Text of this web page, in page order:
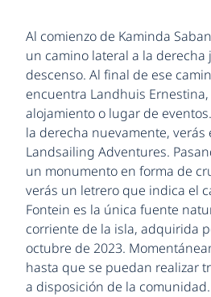
Al comienzo de Kaminda
un camino lateral a la derecha
descenso. Al final de ese
encuentra Landhuis
alojamiento o lugar de
la derecha nuevamente, verás
Landsailing Adventures.
un monumento en forma de
verás un letrero que indica el
Fontein es la única fuente
corriente de la isla, adquirida
octubre de 2023.
hasta que se puedan realizar
a disposición de la comunidad.